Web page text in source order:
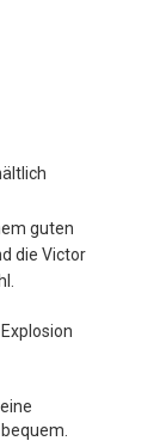
guten
die Victor